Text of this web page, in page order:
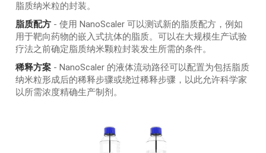
脂质纳米粒的封装。
脂质配方 - 使用 NanoScaler 可以测试新的脂质配方，例如
用于靶向药物的嵌入式抗体的脂质。可以在大规模生产试验
疗法之前确定脂质纳米颗粒封装发生所需的条件。
稀释方案 - NanoScaler 的液体流动路径可以配置为包括脂质
纳米粒形成后的稀释步骤或绕过稀释步骤，以此允许科学家
以所需浓度精确生产制剂。